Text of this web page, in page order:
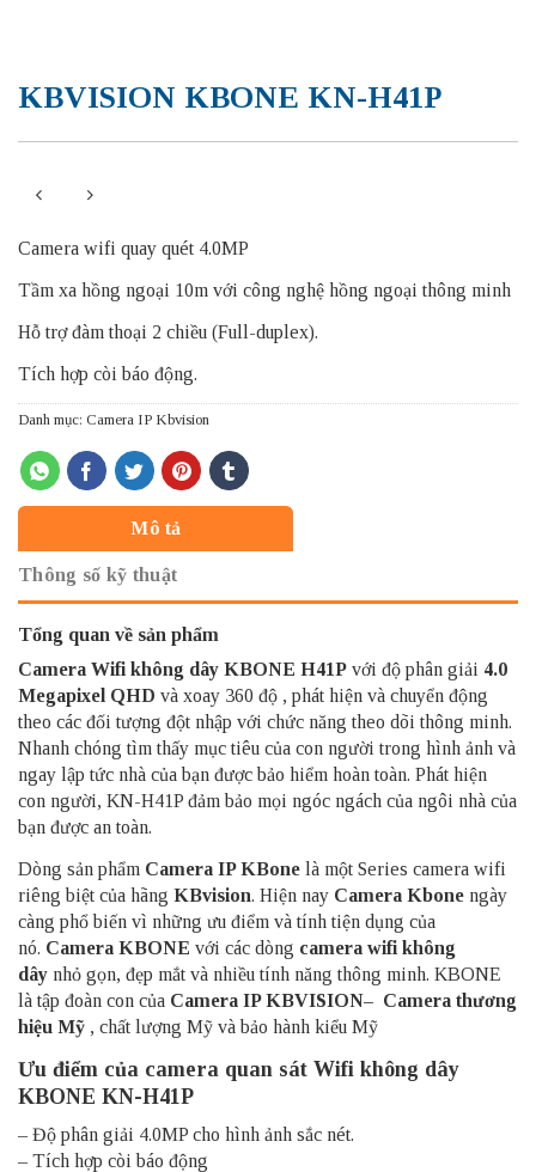
KBVISION KBONE KN-H41P
Camera wifi quay quét 4.0MP
Tầm xa hồng ngoại 10m với công nghệ hồng ngoại thông minh
Hỗ trợ đàm thoại 2 chiều (Full-duplex).
Tích hợp còi báo động.
Danh mục: Camera IP Kbvision
Mô tả
Thông số kỹ thuật
Tổng quan về sản phẩm
Camera Wifi không dây KBONE H41P với độ phân giải 4.0
Megapixel QHD và xoay 360 độ , phát hiện và chuyển động
theo các đối tượng đột nhập với chức năng theo dõi thông minh.
Nhanh chóng tìm thấy mục tiêu của con người trong hình ảnh và
ngay lập tức nhà của bạn được bảo hiểm hoàn toàn. Phát hiện
con người, KN-H41P đảm bảo mọi ngóc ngách của ngôi nhà của
bạn được an toàn.
Dòng sản phẩm Camera IP KBone là một Series camera wifi
riêng biệt của hãng KBvision. Hiện nay Camera Kbone ngày
càng phổ biến vì những ưu điểm và tính tiện dụng của
nó. Camera KBONE với các dòng camera wifi không
dây nhỏ gọn, đẹp mắt và nhiều tính năng thông minh. KBONE
là tập đoàn con của Camera IP KBVISION– Camera thương
hiệu Mỹ , chất lượng Mỹ và bảo hành kiểu Mỹ
Ưu điểm của camera quan sát Wifi không dây
KBONE KN-H41P
– Độ phân giải 4.0MP cho hình ảnh sắc nét.
– Tích hợp còi báo động